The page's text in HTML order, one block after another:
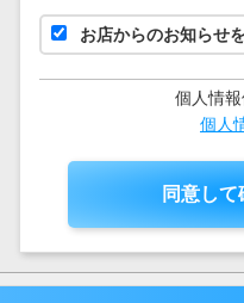
お店からのお知らせ
個人情
個人
同意し